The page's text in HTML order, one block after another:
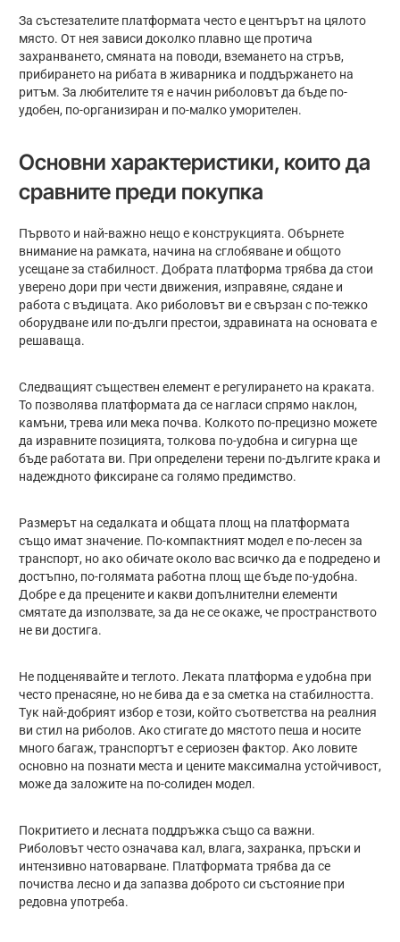
За състезателите платформата често е центърът на цялото
място. От нея зависи доколко плавно ще протича
захранването, смяната на поводи, вземането на стръв,
прибирането на рибата в живарника и поддържането на
ритъм. За любителите тя е начин риболовът да бъде по-
удобен, по-организиран и по-малко уморителен.
Основни характеристики, които да
сравните преди покупка
Първото и най-важно нещо е конструкцията. Обърнете
внимание на рамката, начина на сглобяване и общото
усещане за стабилност. Добрата платформа трябва да стои
уверено дори при чести движения, изправяне, сядане и
работа с въдицата. Ако риболовът ви е свързан с по-тежко
оборудване или по-дълги престои, здравината на основата е
решаваща.
Следващият съществен елемент е регулирането на краката.
То позволява платформата да се нагласи спрямо наклон,
камъни, трева или мека почва. Колкото по-прецизно можете
да изравните позицията, толкова по-удобна и сигурна ще
бъде работата ви. При определени терени по-дългите крака и
надеждното фиксиране са голямо предимство.
Размерът на седалката и общата площ на платформата
също имат значение. По-компактният модел е по-лесен за
транспорт, но ако обичате около вас всичко да е подредено и
достъпно, по-голямата работна площ ще бъде по-удобна.
Добре е да прецените и какви допълнителни елементи
смятате да използвате, за да не се окаже, че пространството
не ви достига.
Не подценявайте и теглото. Леката платформа е удобна при
често пренасяне, но не бива да е за сметка на стабилността.
Тук най-добрият избор е този, който съответства на реалния
ви стил на риболов. Ако стигате до мястото пеша и носите
много багаж, транспортът е сериозен фактор. Ако ловите
основно на познати места и цените максимална устойчивост,
може да заложите на по-солиден модел.
Покритието и лесната поддръжка също са важни.
Риболовът често означава кал, влага, захранка, пръски и
интензивно натоварване. Платформата трябва да се
почиства лесно и да запазва доброто си състояние при
редовна употреба.